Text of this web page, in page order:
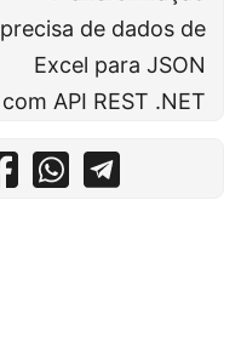
precisa de dados de
Excel para JSON
com API REST .NET